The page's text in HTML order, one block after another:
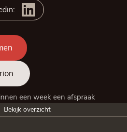
een week een afspraak
Bekijk overzicht